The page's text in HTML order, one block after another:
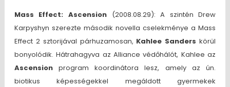
Mass Effect: Ascension(2008.08.29): A szintén Drew
Karpyshyn szerezte második novella cselekménye a Mass
Effect 2 sztorijával párhuzamosan, Kahlee Sanders körül
bonyolódik. Hátrahagyva az Alliance védőhálót, Kahlee az
Ascensionprogram koordinátora lesz, amely az ún.
biotikus képességekkel megáldott gyermekek